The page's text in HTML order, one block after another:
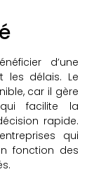
d’une
les délais. Le
car il gère
facilite la
rapide.
qui
fonction des